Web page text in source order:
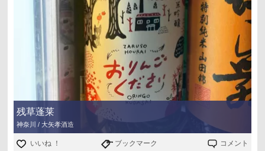
残草蓬莱
神奈川 / 大矢孝酒造
いいね ！ ブックマーク コメント